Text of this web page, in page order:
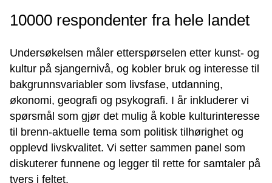
10000 respondenter fra hele landet
Undersøkelsen måler etterspørselen etter kunst- og
kultur på sjangernivå, og kobler bruk og interesse til
bakgrunnsvariabler som livsfase, utdanning,
økonomi, geografi og psykografi. I år inkluderer vi
spørsmål som gjør det mulig å koble kulturinteresse
til brenn-aktuelle tema som politisk tilhørighet og
opplevd livskvalitet. Vi setter sammen panel som
diskuterer funnene og legger til rette for samtaler på
tvers i feltet.